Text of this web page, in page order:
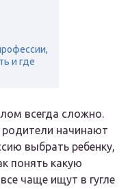
и где
всегда сложно.
родители начинают
выбрать ребенку,
понять какую
чаще ищут в гугле